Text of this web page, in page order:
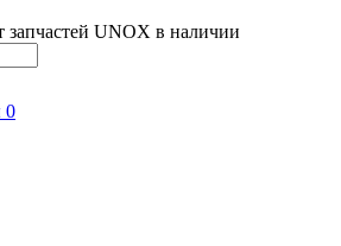
UNOX в наличии
0